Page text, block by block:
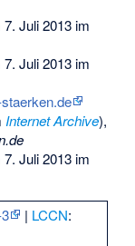
Juli 2013 im
Juli 2013 im
Internet Archive),
Juli 2013 im
| LCCN: